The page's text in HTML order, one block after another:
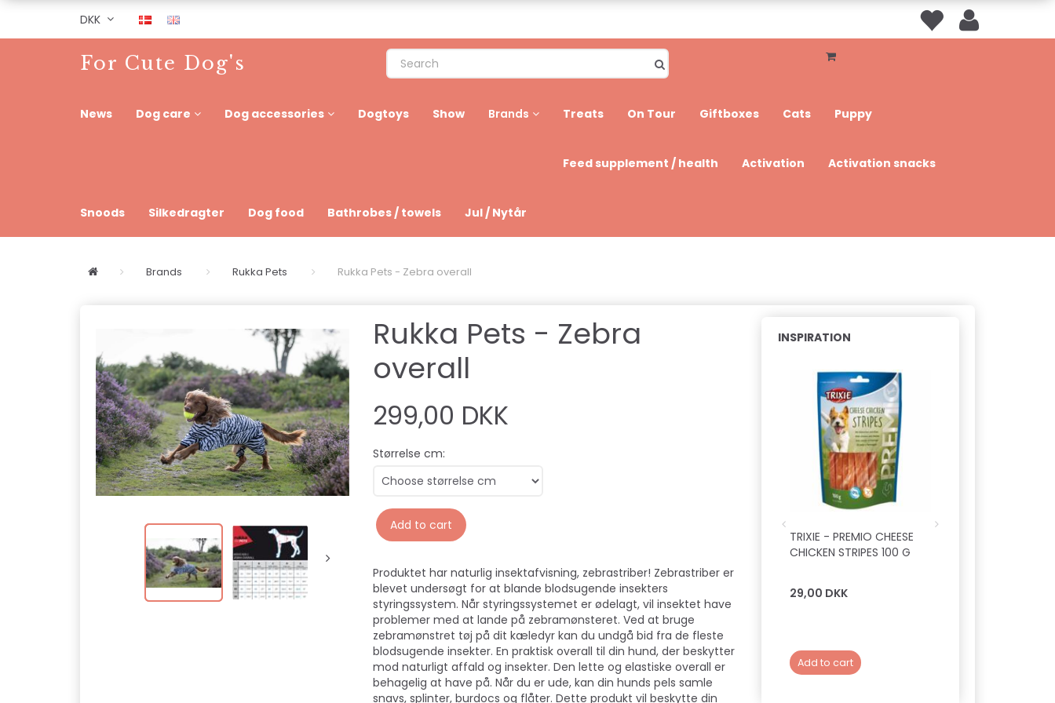
DKK
For Cute Dog's
News Dog care Dog accessories Dogtoys Show Brands Treats On Tour Giftboxes Cats Puppy
Feed supplement / health Activation Activation snacks
Snoods Silkedragter Dog food Bathrobes / towels Jul / Nytår
Brands Rukka Pets Rukka Pets - Zebra overall
Rukka Pets - Zebra
overall
299,00 DKK
Størrelse cm:
Add to cart
Produktet har naturlig insektafvisning, zebrastriber! Zebrastriber er
blevet undersøgt for at blande blodsugende insekters
styringssystem. Når styringssystemet er ødelagt, vil insektet have
problemer med at lande på zebramønsteret. Ved at bruge
zebramønstret tøj på dit kæledyr kan du undgå bid fra de fleste
blodsugende insekter. En praktisk overall til din hund, der beskytter
mod naturligt affald og insekter. Den lette og elastiske overall er
behagelig at have på. Når du er ude, kan din hunds pels samle
snavs, splinter, burdocs og flåter. Dette produkt vil beskytte din
INSPIRATION
TRIXIE - PREMIO CHEESE
CHICKEN STRIPES 100 G
29,00 DKK
Add to cart